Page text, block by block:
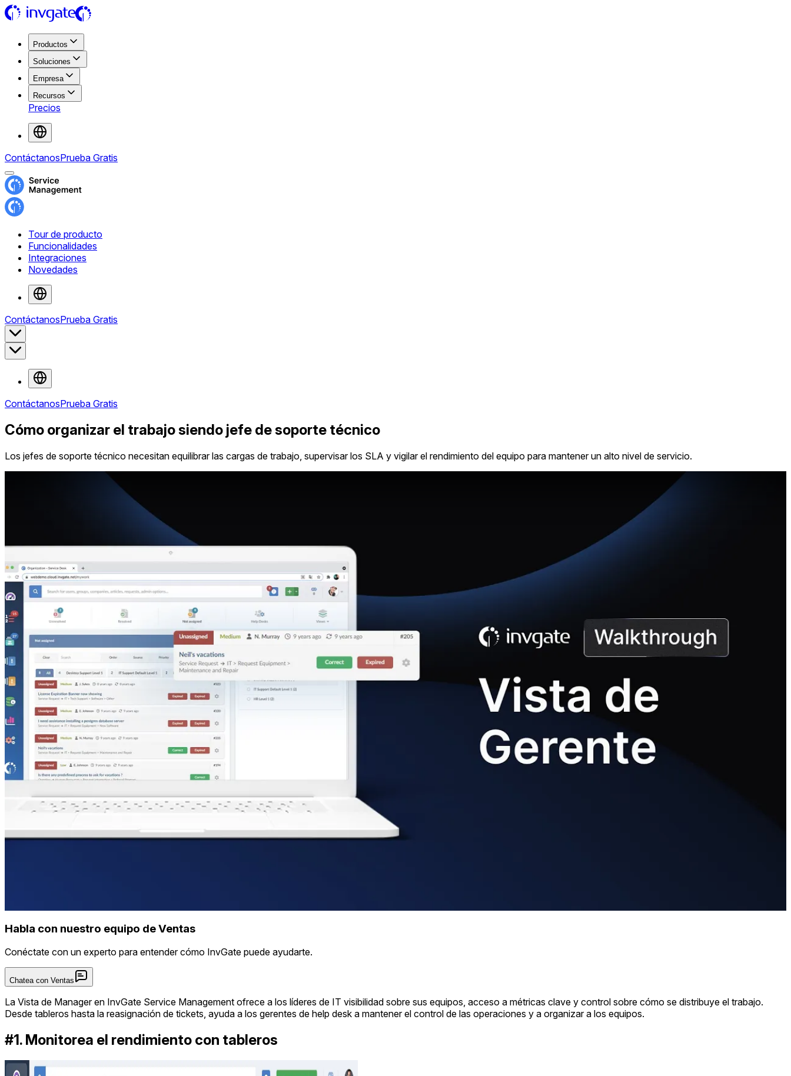
Productos
Soluciones
Empresa
Recursos
Precios
ContáctanosPrueba Gratis
Tour de producto
Funcionalidades
Integraciones
Novedades
ContáctanosPrueba Gratis
ContáctanosPrueba Gratis
Cómo organizar el trabajo siendo jefe de soporte técnico
Los jefes de soporte técnico necesitan equilibrar las cargas de trabajo, supervisar los SLA y vigilar el rendimiento del equipo para mantener un alto nivel de servicio.
Habla con nuestro equipo de Ventas
Conéctate con un experto para entender cómo InvGate puede ayudarte.
Chatea con Ventas
La Vista de Manager en InvGate Service Management ofrece a los líderes de IT visibilidad sobre sus equipos, acceso a métricas clave y control sobre cómo se distribuye el trabajo.
Desde tableros hasta la reasignación de tickets, ayuda a los gerentes de help desk a mantener el control de las operaciones y a organizar a los equipos.
#1. Monitorea el rendimiento con tableros